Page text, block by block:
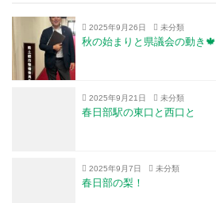
2025年9月26日 未分類
秋の始まりと県議会の動き🍁
2025年9月21日 未分類
春日部駅の東口と西口と
2025年9月7日 未分類
春日部の梨！